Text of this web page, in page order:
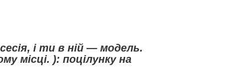
і ти в ній — модель.
місці. ): поцілунку на